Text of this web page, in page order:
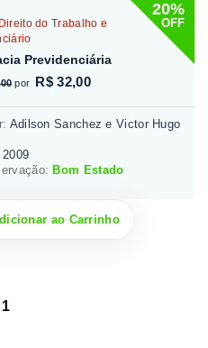
20%
OFF
Direito do Trabalho e
Previdenciária
por R$ 32,00
: Adilson Sanchez e Victor Hugo
2009
Bom Estado
ao Carrinho
1